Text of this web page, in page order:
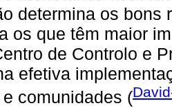
determina os bons
os que têm maior
de Controlo e
efetiva
comunidades (